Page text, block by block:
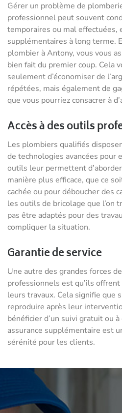
Gérer un problème de
professionnel peut souvent
temporaires ou mal effectuées,
supplémentaires à long terme.
plombier à Antony, vous vous
bien fait du premier coup. Cela
seulement d’économiser de
répétées, mais également de
que vous pourriez consacrer à
Accès à des outils
Les plombiers qualifiés
de technologies avancées pour
outils leur permettent
manière plus efficace, que ce
cachée ou pour déboucher des
les outils de bricolage que l’on
pas être adaptés pour des
compliquer la situation.
Garantie de service
Une autre des grandes forces
professionnels est qu’ils
leurs travaux. Cela signifie que
reproduire après leur
bénéficier d’un suivi gratuit ou
assurance supplémentaire est
sérénité pour les clients.